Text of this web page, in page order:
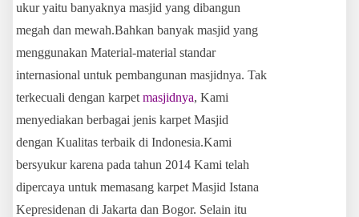
ukur yaitu banyaknya masjid yang dibangun
megah dan mewah.Bahkan banyak masjid yang
menggunakan Material-material standar
internasional untuk pembangunan masjidnya. Tak
terkecuali dengan karpet masjidnya, Kami
menyediakan berbagai jenis karpet Masjid
dengan Kualitas terbaik di Indonesia.Kami
bersyukur karena pada tahun 2014 Kami telah
dipercaya untuk memasang karpet Masjid Istana
Kepresidenan di Jakarta dan Bogor. Selain itu